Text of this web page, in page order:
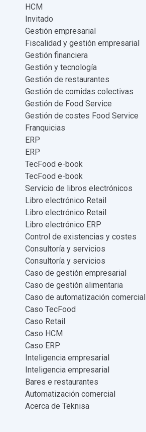
HCM
Invitado
Gestión empresarial
Fiscalidad y gestión empresarial
Gestión financiera
Gestión y tecnología
Gestión de restaurantes
Gestión de comidas colectivas
Gestión de Food Service
Gestión de costes Food Service
Franquicias
ERP
ERP
TecFood e-book
TecFood e-book
Servicio de libros electrónicos
Libro electrónico Retail
Libro electrónico Retail
Libro electrónico ERP
Control de existencias y costes
Consultoría y servicios
Consultoría y servicios
Caso de gestión empresarial
Caso de gestión alimentaria
Caso de automatización comercial
Caso TecFood
Caso Retail
Caso HCM
Caso ERP
Inteligencia empresarial
Inteligencia empresarial
Bares e restaurantes
Automatización comercial
Acerca de Teknisa